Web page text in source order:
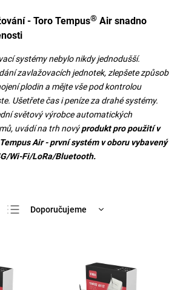
- Toro Tempus® Air snadno
systémy nebylo nikdy jednodušší.
zavlažovacích jednotek, zlepšete způsob
plodin a mějte vše pod kontrolou
Ušetřete čas i peníze za drahé systémy.
světový výrobce automatických
uvádí na trh novýprodukt pro použití v
Air - první systém v oboru vybavený
Wi-Fi/LoRa/Bluetooth.
Doporučujeme
Nejprodávanější